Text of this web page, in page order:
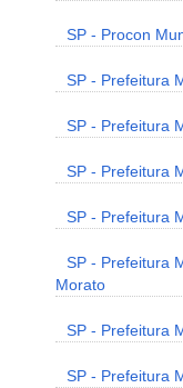
SP - Procon
SP - Prefeitura
SP - Prefeitura
SP - Prefeitura
SP - Prefeitura
SP - Prefeitura
Morato
SP - Prefeitura
SP - Prefeitura